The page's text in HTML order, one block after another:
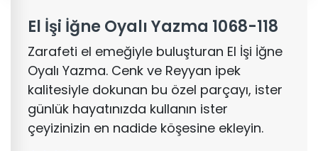
El İşi İğne Oyalı Yazma 1068-118
Zarafeti el emeğiyle buluşturan El İşi İğne
Oyalı Yazma. Cenk ve Reyyan ipek
kalitesiyle dokunan bu özel parçayı, ister
günlük hayatınızda kullanın ister
çeyizinizin en nadide köşesine ekleyin.